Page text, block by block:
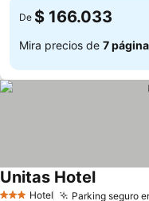
De $ 166.033
Mira precios de 7
Hotel Parking seguro
Unitas Hotel